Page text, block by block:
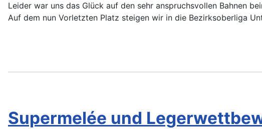
Leider war uns das Glück auf den sehr anspruchsvollen Bahnen
Auf dem nun Vorletzten Platz steigen wir in die Bezirksoberliga
Supermelée und